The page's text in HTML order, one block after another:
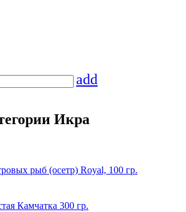
add
Икра
рыб (осетр) Royal, 100 гр.
Камчатка 300 гр.